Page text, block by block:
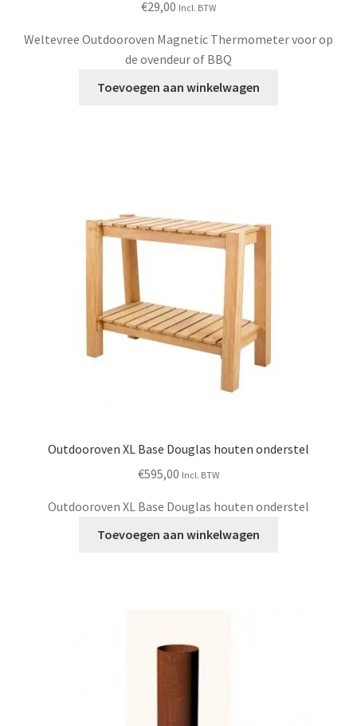
€29,00 Incl. BTW
Weltevree Outdooroven Magnetic Thermometer voor op
de ovendeur of BBQ
Toevoegen aan winkelwagen
Outdooroven XL Base Douglas houten onderstel
€595,00 Incl. BTW
Outdooroven XL Base Douglas houten onderstel
Toevoegen aan winkelwagen